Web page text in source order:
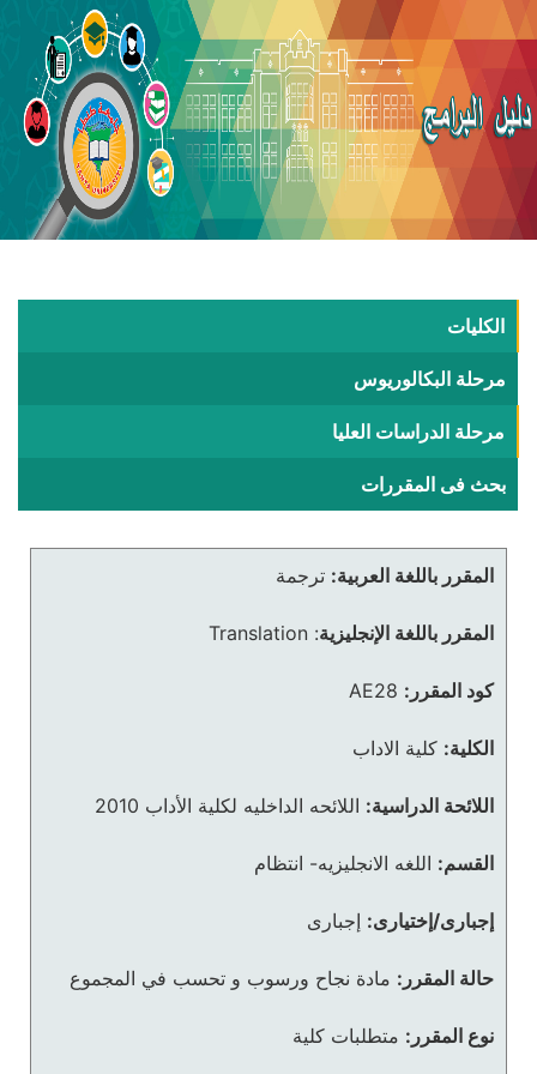
الكليات
مرحلة البكالوريوس
مرحلة الدراسات العليا
بحث فى المقررات
المقرر باللغة العربية: ترجمة
المقرر باللغة الإنجليزية:
Translation
كود المقرر: AE28
الكلية: كلية الاداب
اللائحة الدراسية: اللائحه الداخليه لكلية الأداب 2010
القسم: اللغه الانجليزيه- انتظام
إجبارى/إختيارى: إجبارى
حالة المقرر: مادة نجاح ورسوب و تحسب في المجموع
نوع المقرر: متطلبات كلية